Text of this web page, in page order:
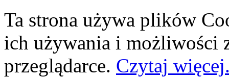
Ta strona używa plików
ich używania i możliwości
przeglądarce. Czytaj